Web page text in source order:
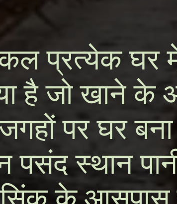
प्रत्येक घर
है जो खाने के
जगहों पर घर
पसंद स्थान